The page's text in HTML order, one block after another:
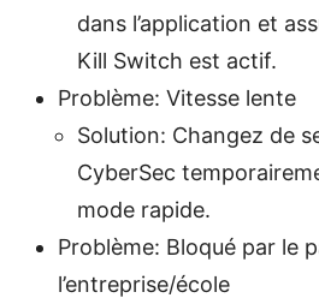
dans l’application et
Kill Switch est actif.
Problème: Vitesse lente
Solution: Changez de
CyberSec
mode rapide.
Problème: Bloqué par le
l’entreprise/école